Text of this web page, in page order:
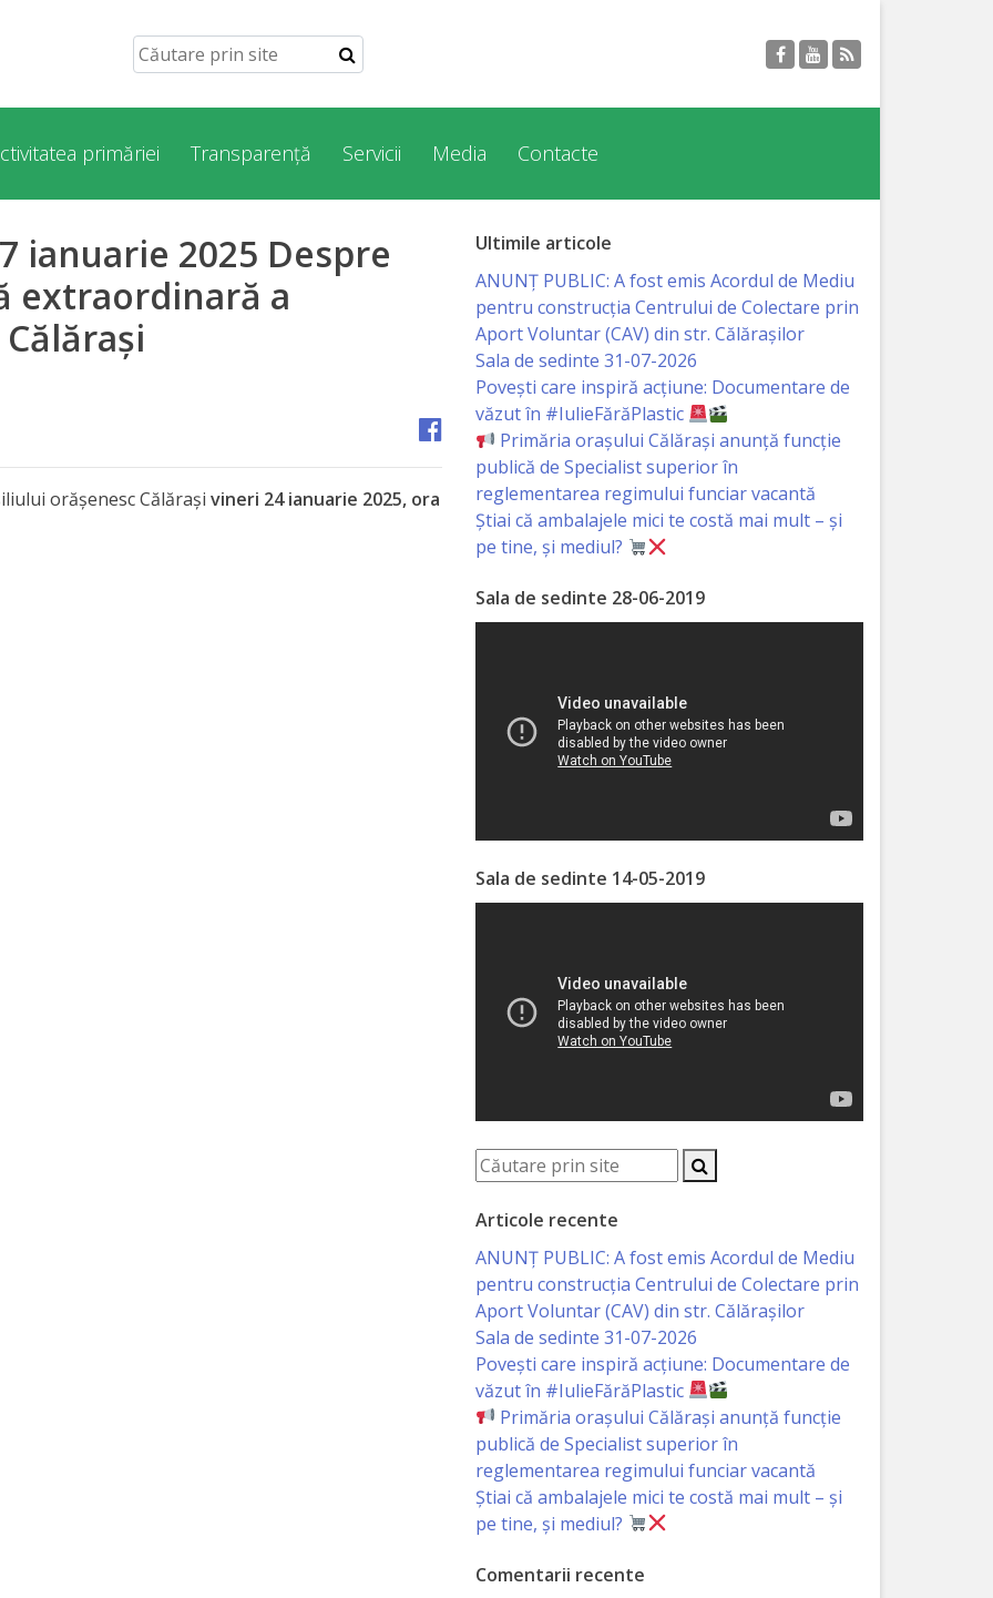
primăriei Transparență Servicii Media Contacte
ianuarie 2025 Despre
extraordinară a
orășenesc Călărași vineri 24 ianuarie 2025, ora
Ultimile articole
ANUNȚ PUBLIC: A fost emis Acordul de Mediu
pentru construcția Centrului de Colectare prin
Aport Voluntar (CAV) din str. Călărașilor
Sala de sedinte 31-07-2026
Povești care inspiră acțiune: Documentare de
văzut în #IulieFărăPlastic
Primăria orașului Călărași anunță funcție
publică de Specialist superior în
reglementarea regimului funciar vacantă
Știai că ambalajele mici te costă mai mult – și
pe tine, și mediul?
Sala de sedinte 28-06-2019
Sala de sedinte 14-05-2019
Articole recente
ANUNȚ PUBLIC: A fost emis Acordul de Mediu
pentru construcția Centrului de Colectare prin
Aport Voluntar (CAV) din str. Călărașilor
Sala de sedinte 31-07-2026
Povești care inspiră acțiune: Documentare de
văzut în #IulieFărăPlastic
Primăria orașului Călărași anunță funcție
publică de Specialist superior în
reglementarea regimului funciar vacantă
Știai că ambalajele mici te costă mai mult – și
pe tine, și mediul?
Comentarii recente